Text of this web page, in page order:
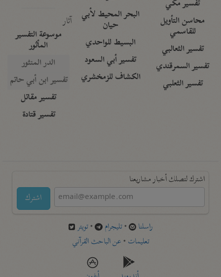
تفسير مكّي
محاسن التأويل
للقاسمي
تفسير الثعالبي
تفسير السمرقندي
تفسير الثعلبي
البحر المحيط لأبي
حيان
البسيط للواحدي
تفسير أبي السعود
الكشاف للزمخشري
آثار
موسوعة التفسير
المأثور
الدر المنثور
تفسير ابن أبي حاتم
تفسير مقاتل
تفسير قتادة
اشترك لتصلك أخبار مشاريعنا
اشترك
راسلنا •تليجرام •تويتر
تعليمات •عن الباحث القرآني